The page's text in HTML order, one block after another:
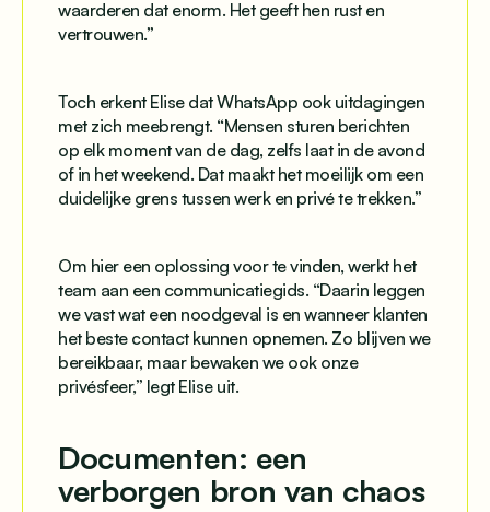
waarderen dat enorm. Het geeft hen rust en
vertrouwen.”
Toch erkent Elise dat WhatsApp ook uitdagingen
met zich meebrengt. “Mensen sturen berichten
op elk moment van de dag, zelfs laat in de avond
of in het weekend. Dat maakt het moeilijk om een
duidelijke grens tussen werk en privé te trekken.”
Om hier een oplossing voor te vinden, werkt het
team aan een communicatiegids. “Daarin leggen
we vast wat een noodgeval is en wanneer klanten
het beste contact kunnen opnemen. Zo blijven we
bereikbaar, maar bewaken we ook onze
privésfeer,” legt Elise uit.
Documenten: een
verborgen bron van chaos